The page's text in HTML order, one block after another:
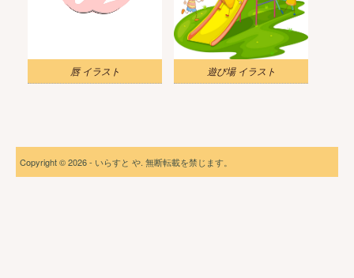
唇 イラスト 遊び場 イラスト
Copyright © 2026 - いらすと や. 無断転載を禁じます。